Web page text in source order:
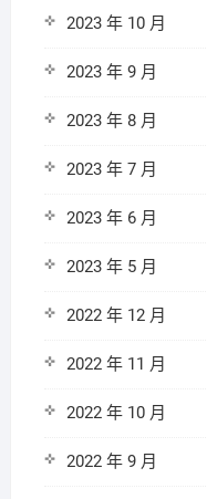
2023 年 10 月
2023 年 9 月
2023 年 8 月
2023 年 7 月
2023 年 6 月
2023 年 5 月
2022 年 12 月
2022 年 11 月
2022 年 10 月
2022 年 9 月